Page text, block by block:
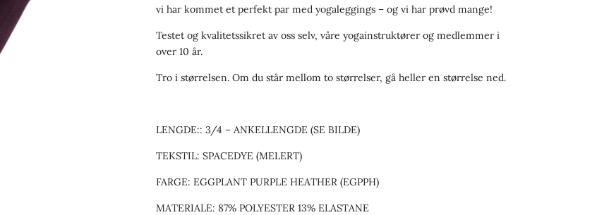
vi har kommet et perfekt par med yogaleggings – og vi har prøvd mange!
Testet og kvalitetssikret av oss selv, våre yogainstruktører og medlemmer i
over 10 år.
Tro i størrelsen. Om du står mellom to størrelser, gå heller en størrelse ned.
LENGDE:: 3/4 – ANKELLENGDE (SE BILDE)
TEKSTIL: SPACEDYE (MELERT)
FARGE: EGGPLANT PURPLE HEATHER (EGPPH)
MATERIALE: 87% POLYESTER 13% ELASTANE